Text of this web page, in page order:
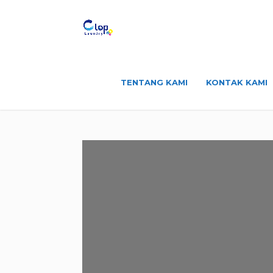
TENTANG KAMI KONTAK KAMI